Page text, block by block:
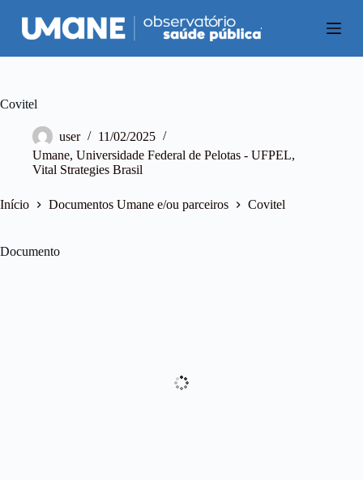
P
u
a
a
t
d
Covitel
user
11/02/2025
Umane, Universidade Federal de Pelotas - UFPEL,
Vital Strategies Brasil
Início Documentos Umane e/ou parceiros Covitel
Documento